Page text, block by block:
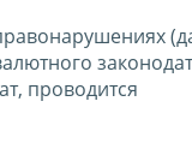
проводится